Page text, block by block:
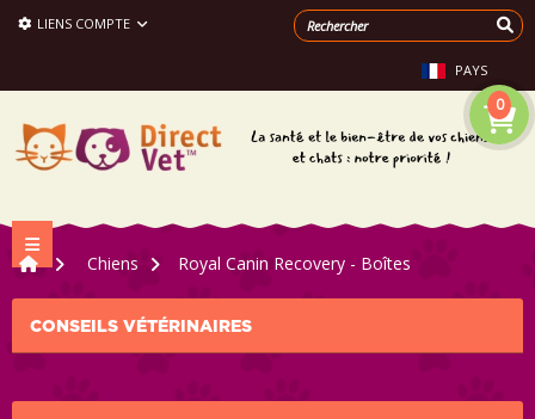
LIENS COMPTE
PAYS
0
Navigation bascule
>
Chiens > Royal Canin Recovery - Boîtes
CONSEILS VÉTÉRINAIRES